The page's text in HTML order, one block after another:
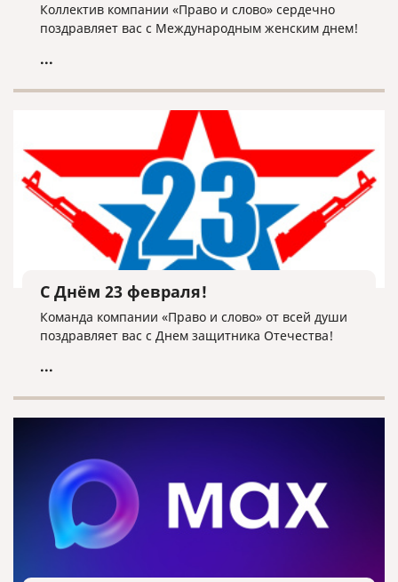
Коллектив компании «Право и слово» сердечно
поздравляет вас с Международным женским днем!
...
С Днём 23 февраля!
Команда компании «Право и слово» от всей души
поздравляет вас с Днем защитника Отечества!
...